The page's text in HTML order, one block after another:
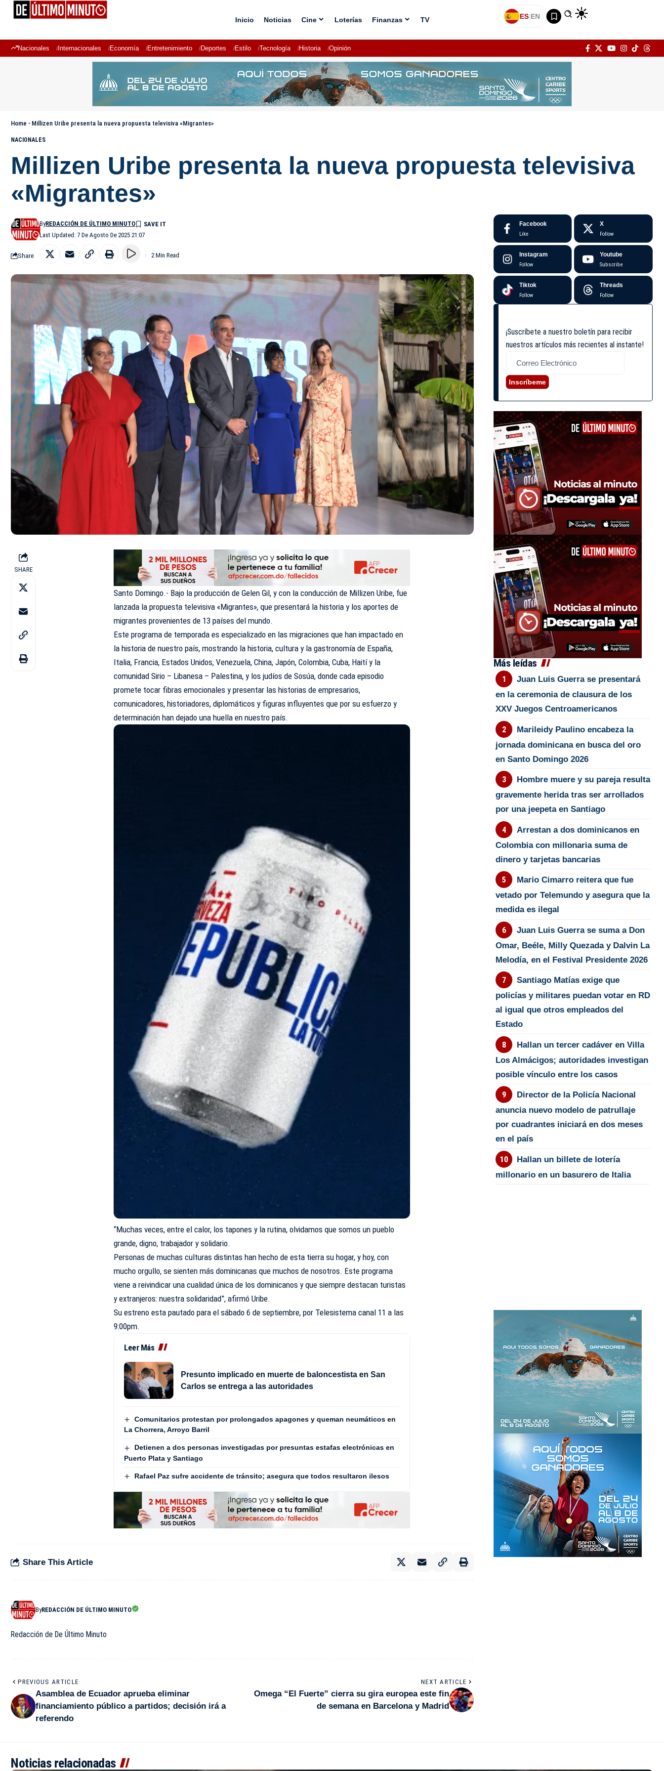
Inicio Noticias Cine Loterías Finanzas TV ES|EN
Nacionales Internacionales Economía Entretenimiento Deportes Estilo Tecnología Historia Opinión
Home - Millizen Uribe presenta la nueva propuesta televisiva «Migrantes»
NACIONALES
Millizen Uribe presenta la nueva propuesta televisiva
«Migrantes»
Last Updated: 7 De Agosto De 2025 21:07
ByREDACCIÓN DE ÚLTIMO MINUTO
Share 2 Min Read
SHARE
Santo Domingo.- Bajo la producción de Gelen Gil, y con la conducción de Millizen Uribe, fue
lanzada la propuesta televisiva «Migrantes», que presentará la historia y los aportes de
migrantes provenientes de 13 países del mundo.
Este programa de temporada es especializado en las migraciones que han impactado en
la historia de nuestro país, mostrando la historia, cultura y la gastronomía de España,
Italia, Francia, Estados Unidos, Venezuela, China, Japón, Colombia, Cuba, Haití y la
comunidad Sirio – Libanesa – Palestina, y los judíos de Sosúa, donde cada episodio
promete tocar fibras emocionales y presentar las historias de empresarios,
comunicadores, historiadores, diplomáticos y figuras influyentes que por su esfuerzo y
determinación han dejado una huella en nuestro país.
“Muchas veces, entre el calor, los tapones y la rutina, olvidamos que somos un pueblo
grande, digno, trabajador y solidario.
Personas de muchas culturas distintas han hecho de esta tierra su hogar, y hoy, con
mucho orgullo, se sienten más dominicanas que muchos de nosotros. Este programa
viene a reivindicar una cualidad única de los dominicanos y que siempre destacan turistas
y extranjeros: nuestra solidaridad”, afirmó Uribe.
Su estreno esta pautado para el sábado 6 de septiembre, por Telesistema canal 11 a las
9:00pm.
Leer Más
Presunto implicado en muerte de baloncestista en San
Carlos se entrega a las autoridades
Comunitarios protestan por prolongados apagones y queman neumáticos en
La Chorrera, Arroyo Barril
Detienen a dos personas investigadas por presuntas estafas electrónicas en
Puerto Plata y Santiago
Rafael Paz sufre accidente de tránsito; asegura que todos resultaron ilesos
Share This Article
ByREDACCIÓN DE ÚLTIMO MINUTO
Redacción de De Último Minuto
PREVIOUS ARTICLE
Asamblea de Ecuador aprueba eliminar
financiamiento público a partidos; decisión irá a
referendo
NEXT ARTICLE
Omega “El Fuerte” cierra su gira europea este fin
de semana en Barcelona y Madrid
Facebook
Like
X
Follow
Instagram
Follow
Youtube
Subscribe
Tiktok
Follow
Threads
Follow
¡Suscríbete a nuestro boletín para recibir
nuestros artículos más recientes al instante!
Inscríbeme
Más leídas
Juan Luis Guerra se presentará
en la ceremonia de clausura de los
XXV Juegos Centroamericanos
Marileidy Paulino encabeza la
jornada dominicana en busca del oro
en Santo Domingo 2026
Hombre muere y su pareja resulta
gravemente herida tras ser arrollados
por una jeepeta en Santiago
Arrestan a dos dominicanos en
Colombia con millonaria suma de
dinero y tarjetas bancarias
Mario Cimarro reitera que fue
vetado por Telemundo y asegura que la
medida es ilegal
Juan Luis Guerra se suma a Don
Omar, Beéle, Milly Quezada y Dalvin La
Melodía, en el Festival Presidente 2026
Santiago Matías exige que
policías y militares puedan votar en RD
al igual que otros empleados del
Estado
Hallan un tercer cadáver en Villa
Los Almácigos; autoridades investigan
posible vínculo entre los casos
Director de la Policía Nacional
anuncia nuevo modelo de patrullaje
por cuadrantes iniciará en dos meses
en el país
Hallan un billete de lotería
millonario en un basurero de Italia
Noticias relacionadas